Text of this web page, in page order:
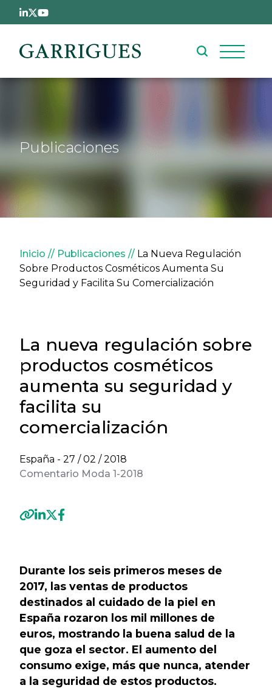
Pasar al contenido principal
Publicaciones
Sobrescribir enlaces de
Inicio Publicaciones
La Nueva Regulación
Sobre Productos Cosméticos Aumenta Su
Seguridad y Facilita Su Comercialización
La nueva regulación sobre
productos cosméticos
aumenta su seguridad y
facilita su
comercialización
España - 27 / 02 / 2018
Comentario Moda 1-2018
Durante los seis primeros meses de
2017, las ventas de productos
destinados al cuidado de la piel en
España rozaron los mil millones de
euros, mostrando la buena salud de la
que goza el sector. El aumento del
consumo exige, más que nunca, atender
a la seguridad de estos productos.